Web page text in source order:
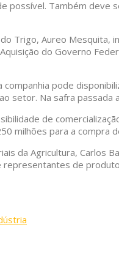
possível. Também
Trigo, Aureo
do Governo
pode
setor. Na safra
de
milhões para a
da Agricultura, Carlos
representantes de